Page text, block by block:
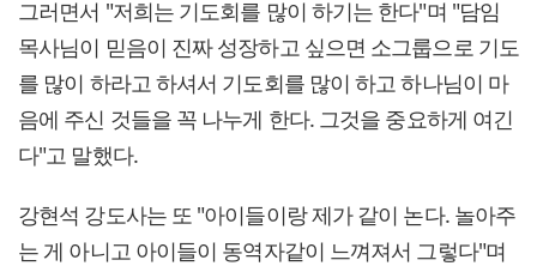
그러면서 "저희는 기도회를 많이 하기는 한다"며 "담임
목사님이 믿음이 진짜 성장하고 싶으면 소그룹으로 기도
를 많이 하라고 하셔서 기도회를 많이 하고 하나님이 마
음에 주신 것들을 꼭 나누게 한다. 그것을 중요하게 여긴
다"고 말했다.
강현석 강도사는 또 "아이들이랑 제가 같이 논다. 놀아주
는 게 아니고 아이들이 동역자같이 느껴져서 그렇다"며